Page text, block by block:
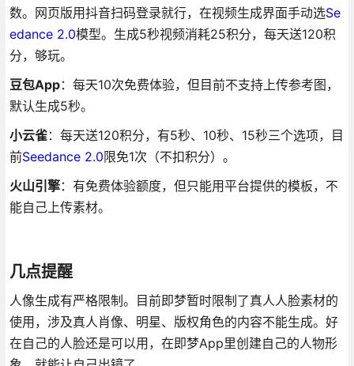
数。网页版用抖音扫码登录就行，在视频生成界面手动选Se
edance 2.0模型。生成5秒视频消耗25积分，每天送120积
分，够玩。
豆包App：每天10次免费体验，但目前不支持上传参考图，
默认生成5秒。
小云雀：每天送120积分，有5秒、10秒、15秒三个选项，目
前Seedance 2.0限免1次（不扣积分）。
火山引擎：有免费体验额度，但只能用平台提供的模板，不
能自己上传素材。
几点提醒
人像生成有严格限制。目前即梦暂时限制了真人人脸素材的
使用，涉及真人肖像、明星、版权角色的内容不能生成。好
在自己的人脸还是可以用，在即梦App里创建自己的人物形